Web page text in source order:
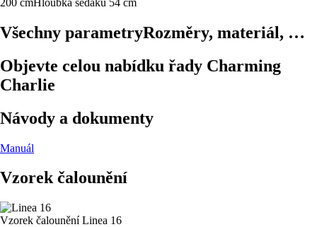
Všechny parametryRozměry, materiál, …
Objevte celou nabídku řady Charming
Charlie
Návody a dokumenty
Manuál
Vzorek čalounění
Vzorek čalounění Linea 16